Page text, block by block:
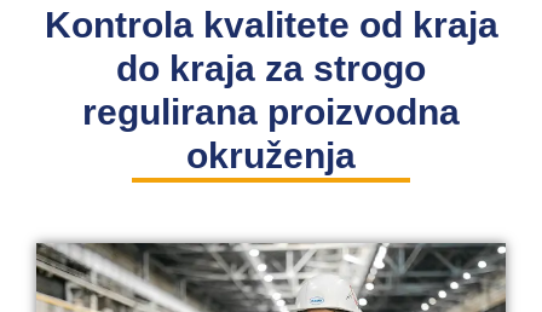
Kontrola kvalitete od kraja
do kraja za strogo
regulirana proizvodna
okruženja